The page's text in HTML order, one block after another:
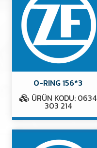
O-RING 156*3
ÜRÜN KODU: 0634
303 214